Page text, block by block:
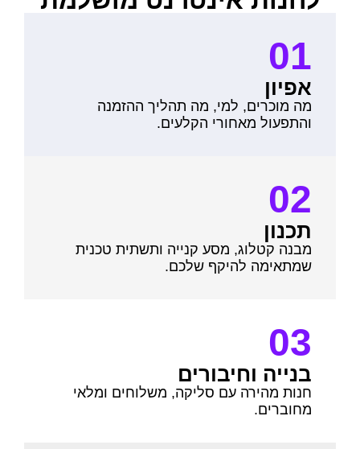
01
אפיון
מה מוכרים, למי, מה תהליך ההזמנה
והתפעול מאחורי הקלעים.
02
תכנון
מבנה קטלוג, מסע קנייה ותשתית טכנית
שמתאימה להיקף שלכם.
03
בנייה וחיבורים
חנות מהירה עם סליקה, משלוחים ומלאי
מחוברים.